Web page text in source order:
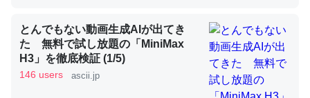
─ニュース :: 【研究発表】昆虫学の大問題＝「昆虫はなぜ海にいな
いのか」に関する新仮説
とんでもない動画生成AIが出てき
た 無料で試し放題の「MiniMax
H3」を徹底検証 (1/5)
146 users ascii.jp